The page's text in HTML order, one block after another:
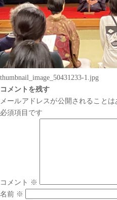
thumbnail_image_50431233-1.jpg
コメントを残す
メールアドレスが公開されることは
必須項目です
コメント ※
名前 ※